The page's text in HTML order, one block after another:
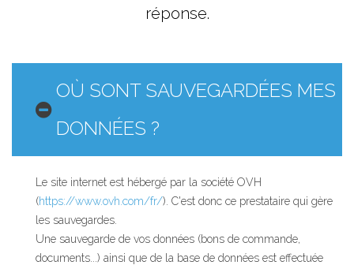
réponse.
OÙ SONT SAUVEGARDÉES MES
DONNÉES ?
Le site internet est hébergé par la société OVH
(https://www.ovh.com/fr/). C'est donc ce prestataire qui gère
les sauvegardes.
Une sauvegarde de vos données (bons de commande,
documents...) ainsi que de la base de données est effectuée